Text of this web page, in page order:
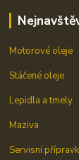
Motorové oleje
Stáčené oleje
Lepidla a tmely
Maziva
Servisní